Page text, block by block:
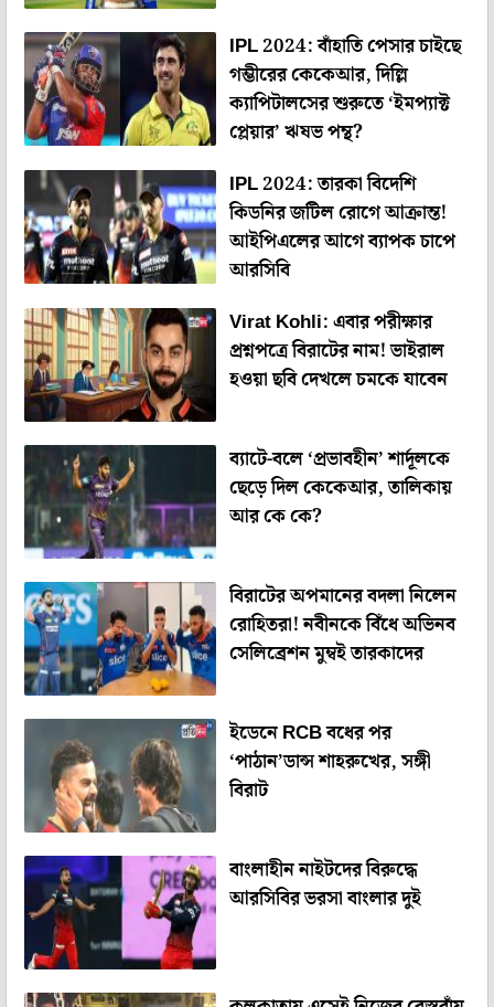
IPL 2024: বাঁহাতি পেসার চাইছে
গম্ভীরের কেকেআর, দিল্লি
ক্যাপিটালসের শুরুতে ‘ইমপ্যাক্ট
প্লেয়ার’ ঋষভ পন্থ?
IPL 2024: তারকা বিদেশি
কিডনির জটিল রোগে আক্রান্ত!
আইপিএলের আগে ব্যাপক চাপে
আরসিবি
Virat Kohli: এবার পরীক্ষার
প্রশ্নপত্রে বিরাটের নাম! ভাইরাল
হওয়া ছবি দেখলে চমকে যাবেন
ব্যাটে-বলে ‘প্রভাবহীন’ শার্দূলকে
ছেড়ে দিল কেকেআর, তালিকায়
আর কে কে?
বিরাটের অপমানের বদলা নিলেন
রোহিতরা! নবীনকে বিঁধে অভিনব
সেলিব্রেশন মুম্বই তারকাদের
ইডেনে RCB বধের পর
‘পাঠান’ডান্স শাহরুখের, সঙ্গী
বিরাট
বাংলাহীন নাইটদের বিরুদ্ধে
আরসিবির ভরসা বাংলার দুই